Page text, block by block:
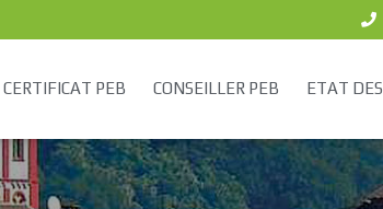
CERTIFICAT PEB CONSEILLER PEB ETAT